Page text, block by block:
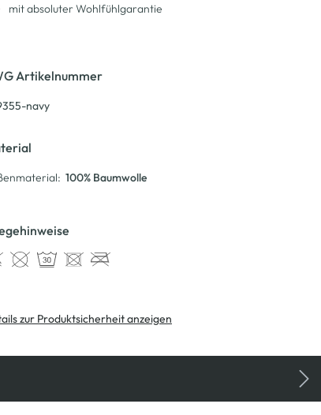
mit absoluter Wohlfühlgarantie
Artikelnummer
navy
100% Baumwolle
zur Produktsicherheit anzeigen